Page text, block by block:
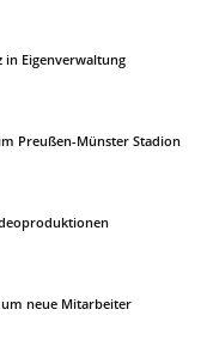
in Eigenverwaltung
Preußen-Münster Stadion
neue Mitarbeiter